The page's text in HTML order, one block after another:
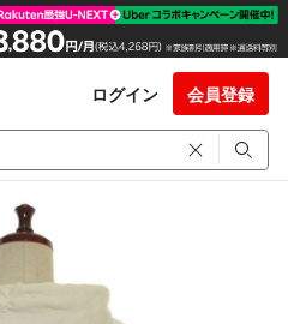
ログイン 会員登録